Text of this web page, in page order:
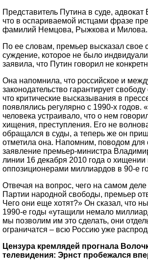
Представитель Путина в суде,
что в оспариваемой истцами фразе
фамилий Немцова, Рыжкова и Милова.
По ее словам, премьер высказал свое
суждение, которое не было
заявила, что Путин говорил не
Она напомнила, что российское и
законодательство гарантирует
что критические высказывания в
появлялись регулярно с 1990-х годов.
человека устраивало, что о нем
хищения, преступления. Его не
обращался в суды, а теперь же он
отметила она. Напомним, поводом для
заявление премьер-министра
линии 16 декабря 2010 года о
оппозиционерами миллиардов в 90-е
Отвечая на вопрос, чего на самом деле
Партии народной свободы, премьер
Чего они еще хотят?» Он сказал, что
1990-е годы «утащили немало
мы позволим им это сделать, они
ограничатся – всю Россию уже
Цензура кремлядей прогнала
телевидения: Эрнст пробежался